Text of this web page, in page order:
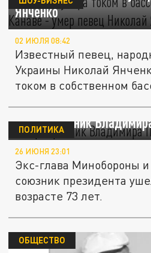
Янченко
02 ИЮЛЯ 08:42
Известный певец,
Украины Николай
током в собственном
Умер соратник
ПОЛИТИКА
26 ИЮНЯ 23:01
Экс-глава Минобороны
союзник президента
возрасте 73 лет.
ОБЩЕСТВО